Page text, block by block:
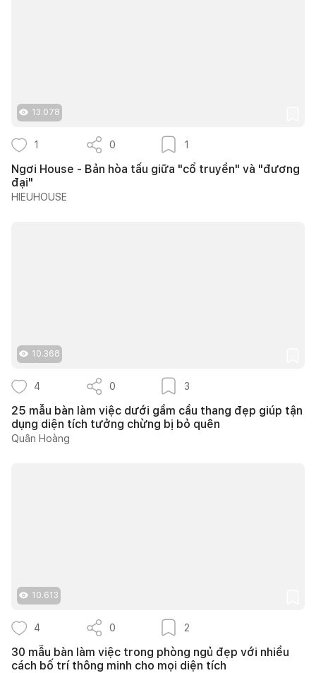
13.078
1 0 1
Ngơi House - Bản hòa tấu giữa "cổ truyền" và "đương
đại"
HIEUHOUSE
10.368
4 0 3
25 mẫu bàn làm việc dưới gầm cầu thang đẹp giúp tận
dụng diện tích tưởng chừng bị bỏ quên
Quân Hoàng
10.613
4 0 2
30 mẫu bàn làm việc trong phòng ngủ đẹp với nhiều
cách bố trí thông minh cho mọi diện tích